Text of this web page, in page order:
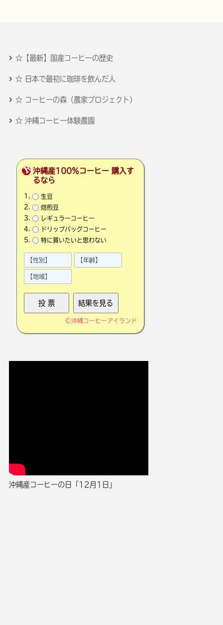
☆【最新】国産コーヒーの歴史
☆ 日本で最初に珈琲を飲んだ人
☆ コーヒーの森（農家プロジェクト）
☆ 沖縄コーヒー体験農園
沖縄産100％コーヒー 購入す
るなら
生豆
焙煎豆
レギュラーコーヒー
ドリップバッグコーヒー
特に買いたいと思わない
©沖縄コーヒーアイランド
沖縄産コーヒーの日「12月1日」